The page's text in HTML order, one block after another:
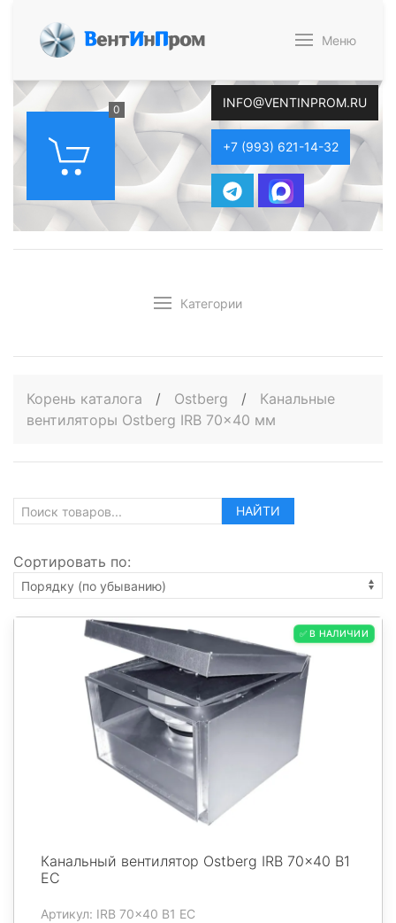
ВентИнПром Меню
0 INFO@VENTINPROM.RU
+7 (993) 621-14-32
Категории
Корень каталога / Ostberg /
Канальные
вентиляторы Ostberg IRB 70x40 мм
НАЙТИ
Сортировать по:
✅ В НАЛИЧИИ
Канальный вентилятор Ostberg IRB 70x40 B1
EC
Артикул: IRB 70x40 B1 EC